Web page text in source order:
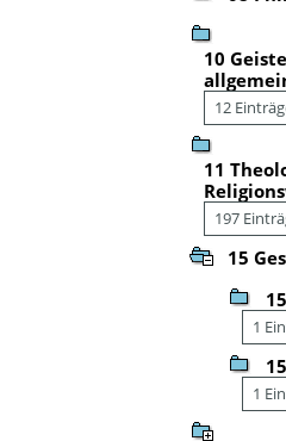
10
12
11
197
15
1
1